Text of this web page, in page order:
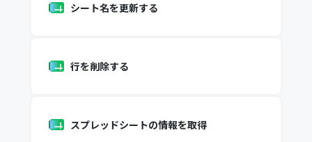
シート名を更新する
行を削除する
スプレッドシートの情報を取得